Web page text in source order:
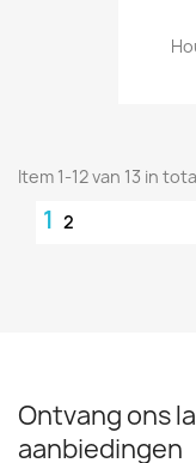
Item 1-12 van 13 in
1 2
Ontvang ons
aanbiedingen